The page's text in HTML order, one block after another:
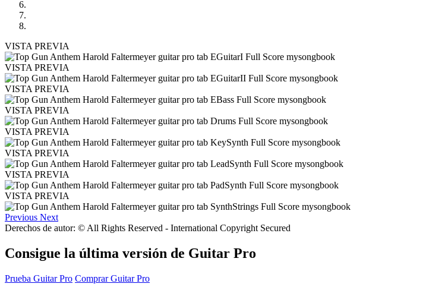
VISTA PREVIA
VISTA PREVIA
VISTA PREVIA
VISTA PREVIA
VISTA PREVIA
VISTA PREVIA
VISTA PREVIA
VISTA PREVIA
Previous Next
Derechos de autor: © All Rights Reserved - International Copyright Secured
Consigue la última versión de Guitar Pro
Prueba Guitar Pro Comprar Guitar Pro